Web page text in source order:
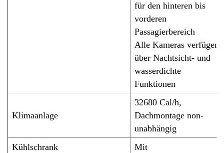
für den hinteren bis
vorderen
Passagierbereich
Alle Kameras verfügen
über Nachtsicht- und
wasserdichte
Funktionen
Klimaanlage
32680 Cal/h,
Dachmontage non-
unabhängig
Kühlschrank
Mit